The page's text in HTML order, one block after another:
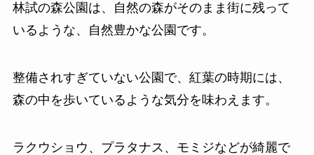
林試の森公園は、自然の森がそのまま街に残って
いるような、自然豊かな公園です。
整備されすぎていない公園で、紅葉の時期には、
森の中を歩いているような気分を味わえます。
ラクウショウ、プラタナス、モミジなどが綺麗で